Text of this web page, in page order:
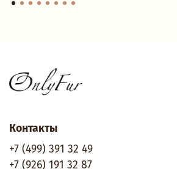
Контакты
+7 (499) 391 32 49
+7 (926) 191 32 87